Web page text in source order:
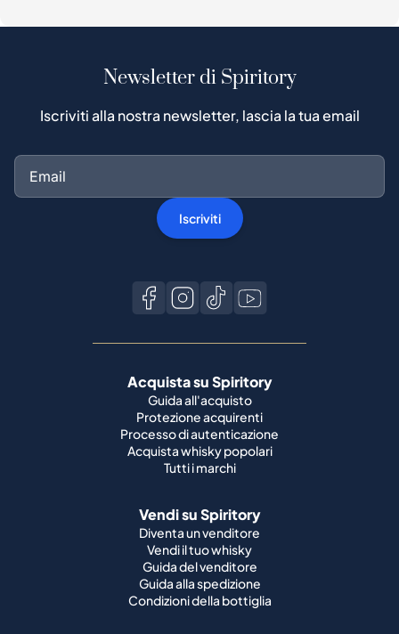
Newsletter di Spiritory
Iscriviti alla nostra newsletter, lascia la tua email
Iscriviti
Acquista su Spiritory
Guida all'acquisto
Protezione acquirenti
Processo di autenticazione
Acquista whisky popolari
Tutti i marchi
Vendi su Spiritory
Diventa un venditore
Vendi il tuo whisky
Guida del venditore
Guida alla spedizione
Condizioni della bottiglia